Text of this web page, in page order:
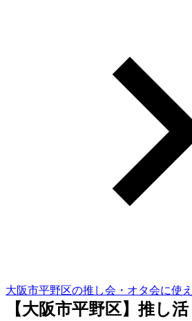
大阪市平野区の推し会・オタ会に使
【大阪市平野区】推し